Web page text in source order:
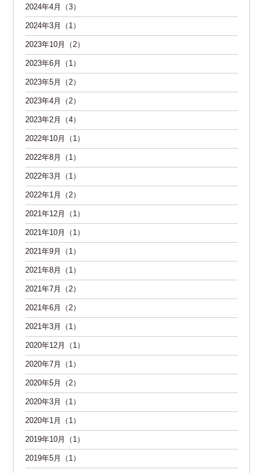
2024年4月（3）
2024年3月（1）
2023年10月（2）
2023年6月（1）
2023年5月（2）
2023年4月（2）
2023年2月（4）
2022年10月（1）
2022年8月（1）
2022年3月（1）
2022年1月（2）
2021年12月（1）
2021年10月（1）
2021年9月（1）
2021年8月（1）
2021年7月（2）
2021年6月（2）
2021年3月（1）
2020年12月（1）
2020年7月（1）
2020年5月（2）
2020年3月（1）
2020年1月（1）
2019年10月（1）
2019年5月（1）